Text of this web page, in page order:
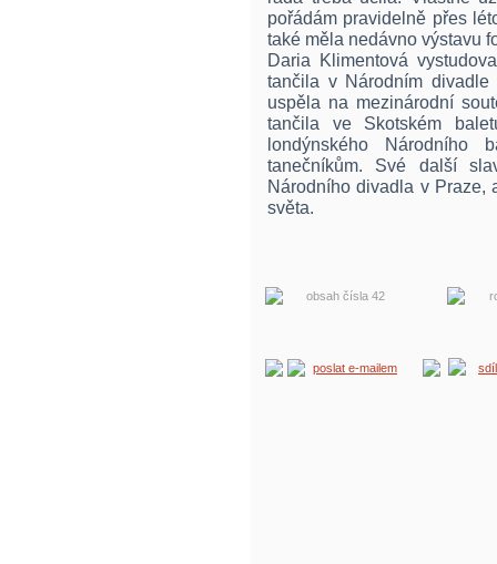
pořádám pravidelně přes
také měla nedávno výstavu
Daria Klimentová
tančila v Národním
uspěla na mezinárodní
tančila ve Skotském
londýnského Národního
tanečníkům. Své další
Národního divadla v Praze,
světa.
obsah čísla 42
poslat e-mailem